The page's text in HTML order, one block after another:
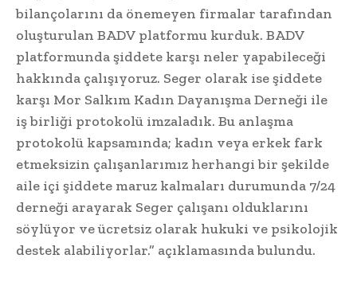
bilançolarını da önemeyen firmalar tarafından
oluşturulan BADV platformu kurduk. BADV
platformunda şiddete karşı neler yapabileceği
hakkında çalışıyoruz. Seger olarak ise şiddete
karşı Mor Salkım Kadın Dayanışma Derneği ile
iş birliği protokolü imzaladık. Bu anlaşma
protokolü kapsamında; kadın veya erkek fark
etmeksizin çalışanlarımız herhangi bir şekilde
aile içi şiddete maruz kalmaları durumunda 7/24
derneği arayarak Seger çalışanı olduklarını
söylüyor ve ücretsiz olarak hukuki ve psikolojik
destek alabiliyorlar.” açıklamasında bulundu.